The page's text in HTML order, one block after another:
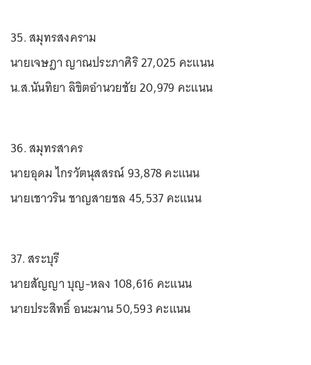
35. สมุทรสงคราม
นายเจษฎา ญาณประภาศิริ 27,025 คะแนน
น.ส.นันทิยา ลิขิตอำนวยชัย 20,979 คะแนน
36. สมุทรสาคร
นายอุดม ไกรวัตนุสสรณ์ 93,878 คะแนน
นายเชาวริน ชาญสายชล 45,537 คะแนน
37. สระบุรี
นายสัญญา บุญ-หลง 108,616 คะแนน
นายประสิทธิ์ อนะมาน 50,593 คะแนน